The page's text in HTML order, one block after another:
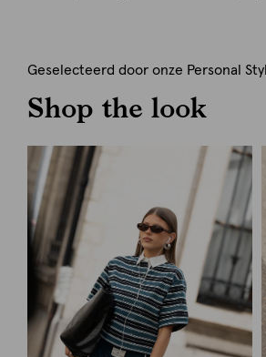
Geselecteerd door onze Personal
Shop the look